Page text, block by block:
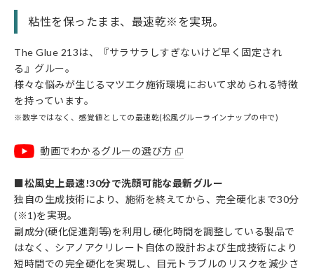
粘性を保ったまま、最速乾※を実現。
The Glue 213は、『サラサラしすぎないけど早く固定され
る』グルー。
様々な悩みが生じるマツエク施術環境において求められる特徴
を持っています。
※数字ではなく、感覚値としての最速乾(松風グルーラインナップの中で)
動画でわかるグルーの選び方
■松風史上最速!30分で洗顔可能な最新グルー
独自の生成技術により、施術を終えてから、完全硬化まで30分
(※1)を実現。
副成分(硬化促進剤等)を利用し硬化時間を調整している製品で
はなく、シアノアクリレート自体の設計および生成技術により
短時間での完全硬化を実現し、目元トラブルのリスクを減少さ